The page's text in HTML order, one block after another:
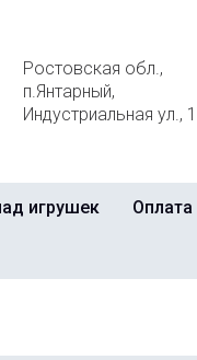
Ростовская обл.,
п.Янтарный,
Индустриальная ул.,
игрушек